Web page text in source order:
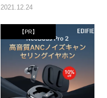
2021.12.24
【PR】